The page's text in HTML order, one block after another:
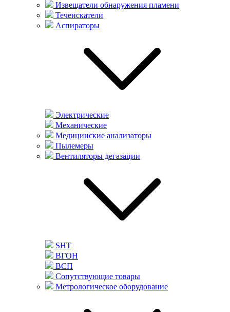
Извещатели обнаружения пламени
Течеискатели
Аспираторы
Электрические
Механические
Медицинские анализаторы
Пылемеры
Вентиляторы дегазации
SHT
ВГОН
ВСП
Сопутствующие товары
Метрологическое оборудование